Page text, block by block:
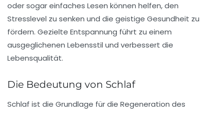
oder sogar einfaches Lesen können helfen, den
Stresslevel zu senken und die geistige Gesundheit zu
fördern. Gezielte Entspannung führt zu einem
ausgeglichenen Lebensstil und verbessert die
Lebensqualität.
Die Bedeutung von Schlaf
Schlaf ist die Grundlage für die Regeneration des